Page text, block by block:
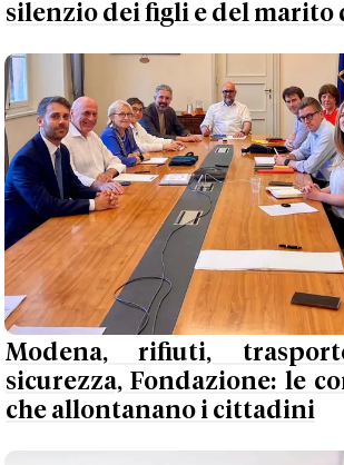
silenzio dei figli e del marito
Modena, rifiuti,
sicurezza, Fondazione: le
che allontanano i cittadini